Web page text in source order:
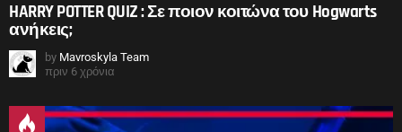
HARRY POTTER QUIZ : Σε ποιον κοιτώνα του Hogwarts
ανήκεις;
by Mavroskyla Team
πριν 6 χρόνια